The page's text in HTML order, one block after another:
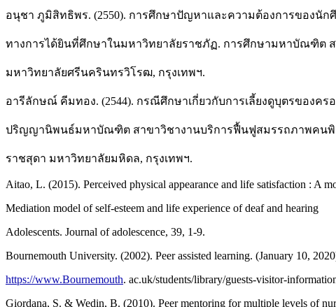
อนุชา ภูมิสิทธิพร. (2550). การศึกษาปัญหาและความต้องการของนั
ทางการได้ยินที่ศึกษาในมหาวิทยาลัยราชภัฏ. การศึกษามหาบัณฑิต
มหาวิทยาลัยศรีนครินทรวิโรฒ, กรุงเทพฯ.
อารีลักษณ์ คีมทอง. (2544). กรณีศึกษาเกี่ยวกับการเลี้ยงดูบุตรของค
ปริญญานิพนธ์มหาบัณฑิต สาขาวิชางานบริการฟื้นฟูสมรรถภาพคนพิ
ราชสุดา มหาวิทยาลัยมหิดล, กรุงเทพฯ.
Aitao, L. (2015). Perceived physical appearance and life satisfaction : A
Mediation model of self-esteem and life experience of deaf and hearing
Adolescents. Journal of adolescence, 39, 1-9.
Bournemouth University. (2002). Peer assisted learning. (January 10,
https://www.Bournemouth. ac.uk/students/library/guests-visitor-
Giordana, S. & Wedin, B. (2010). Peer mentoring for multiple levels of